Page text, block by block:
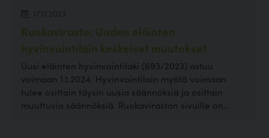
Ruokavirasto: Uuden eläinten
hyvinvointilain keskeiset muutokset
Uusi eläinten hyvinvointilaki (693/2023) astuu
voimaan 1.1.2024. Hyvinvointilain myötä voimaan
tulee osittain täysin uusia säännöksiä ja osittain
muuttuvia säännöksiä. Ruokaviraston sivuille on...